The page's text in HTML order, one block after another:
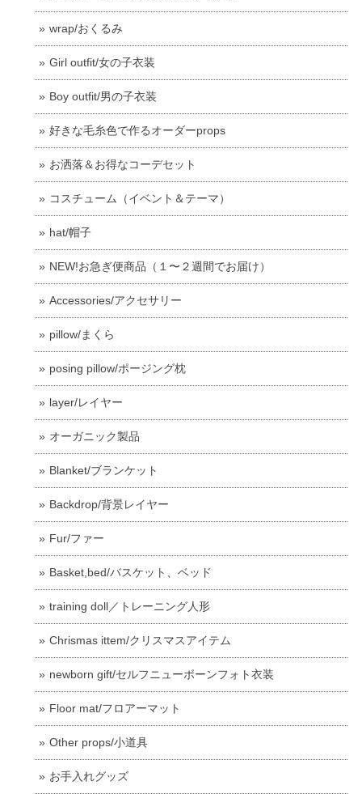
wrap/おくるみ
Girl outfit/女の子衣装
Boy outfit/男の子衣装
好きな毛糸色で作るオーダーprops
お洒落＆お得なコーデセット
コスチューム（イベント＆テーマ）
hat/帽子
NEW!お急ぎ便商品（１〜２週間でお届け）
Accessories/アクセサリー
pillow/まくら
posing pillow/ポージング枕
layer/レイヤー
オーガニック製品
Blanket/ブランケット
Backdrop/背景レイヤー
Fur/ファー
Basket,bed/バスケット、ベッド
training doll／トレーニング人形
Chrismas ittem/クリスマスアイテム
newborn gift/セルフニューボーンフォト衣装
Floor mat/フロアーマット
Other props/小道具
お手入れグッズ